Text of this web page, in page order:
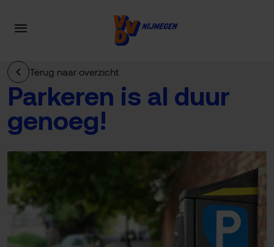
Terug naar overzicht
Parkeren is al duur
genoeg!